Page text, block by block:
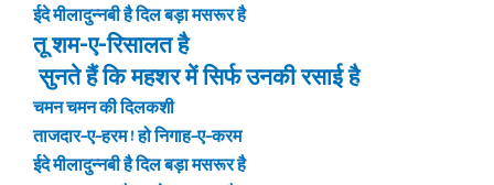
ईदे मीलादुन्नबी है दिल बड़ा मसरूर है
तू शम-ए-रिसालत है
सुनते हैं कि महशर में सिर्फ उनकी रसाई है
चमन चमन की दिलकशी
ताजदार-ए-हरम ! हो निगाह-ए-करम
ईदे मीलादुन्नबी है दिल बड़ा मसरूर है